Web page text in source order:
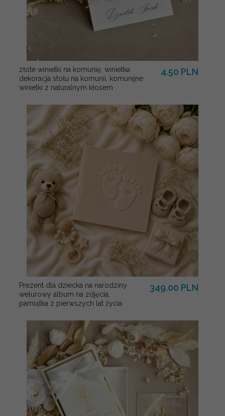
złote winietki na komunię, winietka
dekoracja stołu na komunii, komunijne
winietki z naturalnym kłosem
4.50 PLN
Prezent dla dziecka na narodziny
welurowy album na zdjęcia,
pamiątka z pierwszych lat życia
349.00 PLN